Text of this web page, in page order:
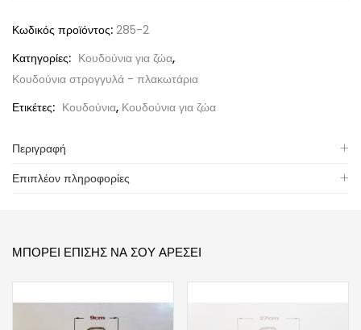
Κωδικός προϊόντος: 285-2
Κατηγορίες: Κουδούνια για ζώα,
Κουδούνια στρογγυλά - πλακωτάρια
Ετικέτες: Κουδούνια, Κουδούνια για ζώα
Περιγραφή
Επιπλέον πληροφορίες
ΜΠΟΡΕΊ ΕΠΊΣΗΣ ΝΑ ΣΟΥ ΑΡΈΣΕΙ